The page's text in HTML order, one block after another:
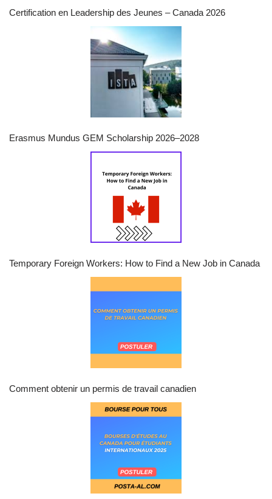
Certification en Leadership des Jeunes – Canada 2026
Erasmus Mundus GEM Scholarship 2026–2028
Temporary Foreign Workers: How to Find a New Job in Canada
Comment obtenir un permis de travail canadien